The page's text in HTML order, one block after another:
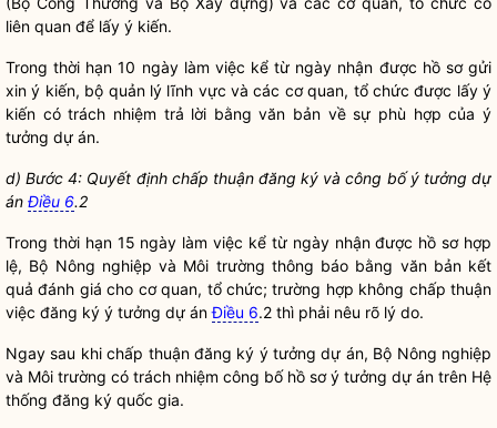
liên quan để lấy ý kiến.
Trong thời hạn 10 ngày làm việc kể từ ngày nhận được hồ sơgửi
xin ý kiến, bộ quản lý lĩnh vực và các cơ quan, tổ chức được lấy ý
kiến có trách nhiệm trả lời bằng văn bản về sự phù hợp của ý
tưởng dự án.
d) Bước 4: Quyết định chấp thuậnđăng ký và công bố ý tưởng dự
án Điều 6.2
Trong thời hạn 15 ngày làm việc kể từ ngày nhận được hồ sơhợp
lệ, Bộ Nông nghiệp và Môi trường thông báo bằng văn bản kết
quả đánh giá cho cơ quan, tổ chức; trường hợp không chấp thuận
việc đăng ký ý tưởng dự ánĐiều 6.2 thì phải nêu rõ lý do.
Ngay sau khichấp thuậnđăng ký ý tưởng dự án, Bộ Nông nghiệp
và Môi trường có trách nhiệm công bố hồ sơý tưởng dự án trên Hệ
thống đăng ký quốc gia.